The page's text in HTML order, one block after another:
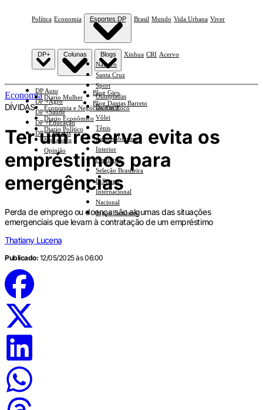
Política Economia Esportes DP
Náutico
Santa Cruz
Sport
Olimpíadas
Basquete
Vôlei
Tênis
Automobilismo
Interior
Feminino
Seleção Brasileira
E-Sports
Internacional
Nacional
Jogos Escolares
Brasil Mundo Vida Urbana Viver
DP+
DP Auto
DP +Agro
DP +Saúde
DP +Educação
DP +Ciências
Colunas
Diario Mulher
Economia e Negócios Em Foco
Diario Econômico
Diario Político
Esplanada
Opinião
Blogs
Blog Giro
Blog Dantas Barreto
Xinhua CRI Acervo
Economia
DÍVIDAS
Ter um reserva evita os
empréstimos para
emergências
Perda de emprego ou doença são algumas das situações
emergenciais que levam à contratação de um empréstimo
Thatiany Lucena
Publicado: 12/05/2025 às 06:00